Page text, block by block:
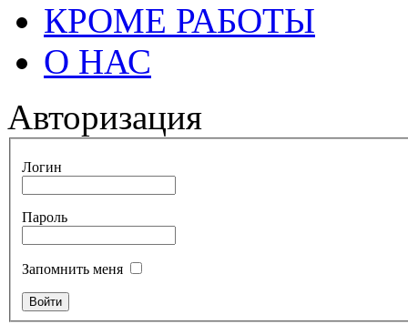
КРОМЕ РАБОТЫ
О НАС
Авторизация
Логин
Пароль
Запомнить меня